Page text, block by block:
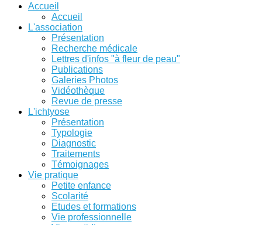
Accueil
Accueil
L'association
Présentation
Recherche médicale
Lettres d'infos "à fleur de peau"
Publications
Galeries Photos
Vidéothèque
Revue de presse
L'ichtyose
Présentation
Typologie
Diagnostic
Traitements
Témoignages
Vie pratique
Petite enfance
Scolarité
Etudes et formations
Vie professionnelle